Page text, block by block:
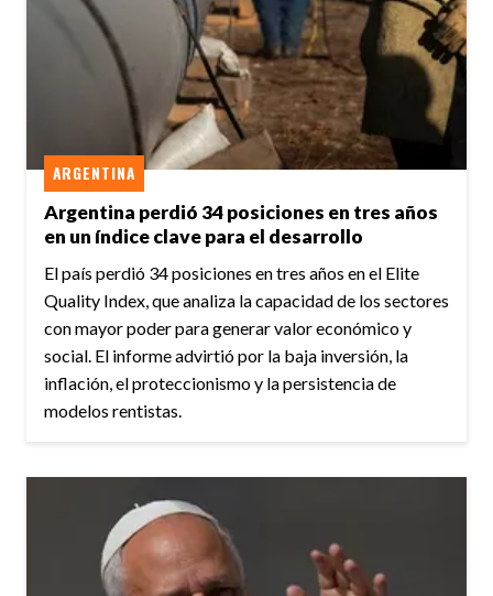
Argentina perdió 34 posiciones en tres años
en un índice clave para el desarrollo
ARGENTINA
El país perdió 34 posiciones en tres años en el Elite
Quality Index, que analiza la capacidad de los sectores
con mayor poder para generar valor económico y
social. El informe advirtió por la baja inversión, la
inflación, el proteccionismo y la persistencia de
modelos rentistas.